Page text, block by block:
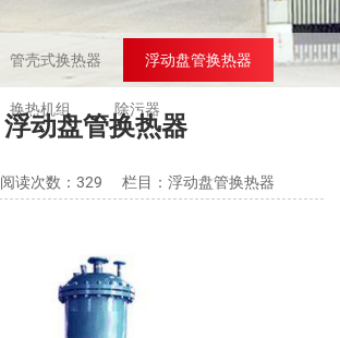
管壳式换热器 浮动盘管换热器
换热机组 除污器
浮动盘管换热器
阅读次数： 329 栏目：浮动盘管换热器